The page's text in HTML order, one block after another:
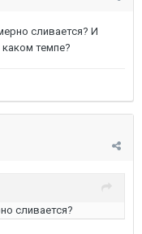
сливается? И
темпе?
сливается?